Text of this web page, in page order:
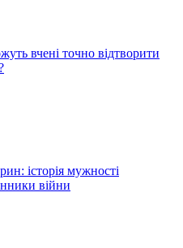
вчені точно відтворити
історія мужності
війни